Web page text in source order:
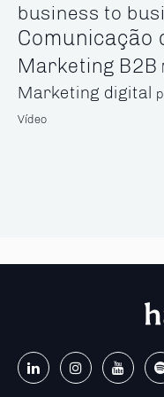
business to
Comunicação
Marketing B2B
Marketing digital
Vídeo